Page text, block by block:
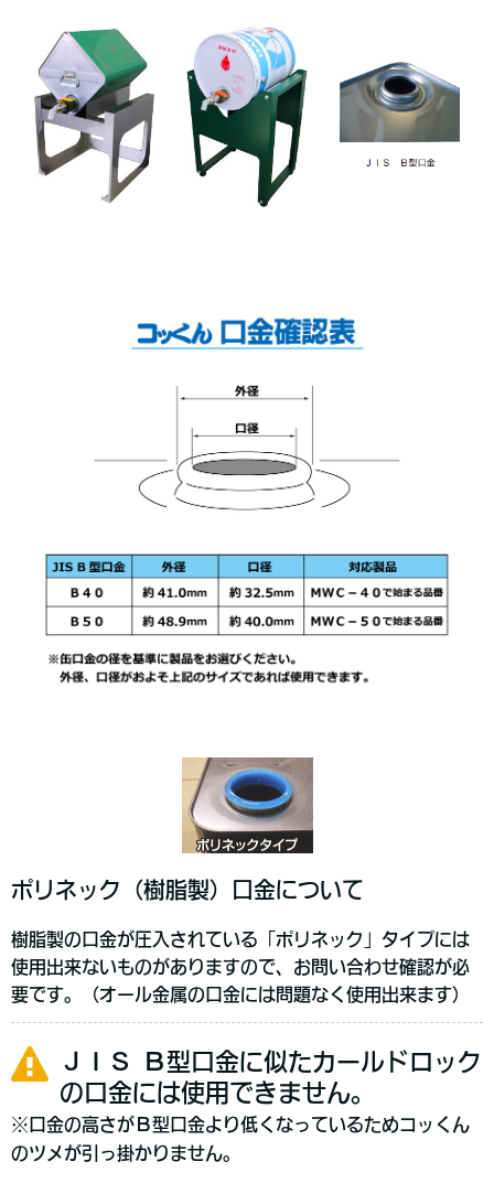
ポリネック（樹脂製）口金について
樹脂製の口金が圧入されている「ポリネック」タイプには
使用出来ないものがありますので、お問い合わせ確認が必
要です。（オール金属の口金には問題なく使用出来ます）
ＪＩＳ Ｂ型口金に似たカールドロック
の口金には使用できません。
※口金の高さがＢ型口金より低くなっているためコッくん
のツメが引っ掛かりません。